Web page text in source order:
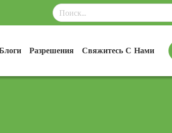
Разрешения Свяжитесь С Нами